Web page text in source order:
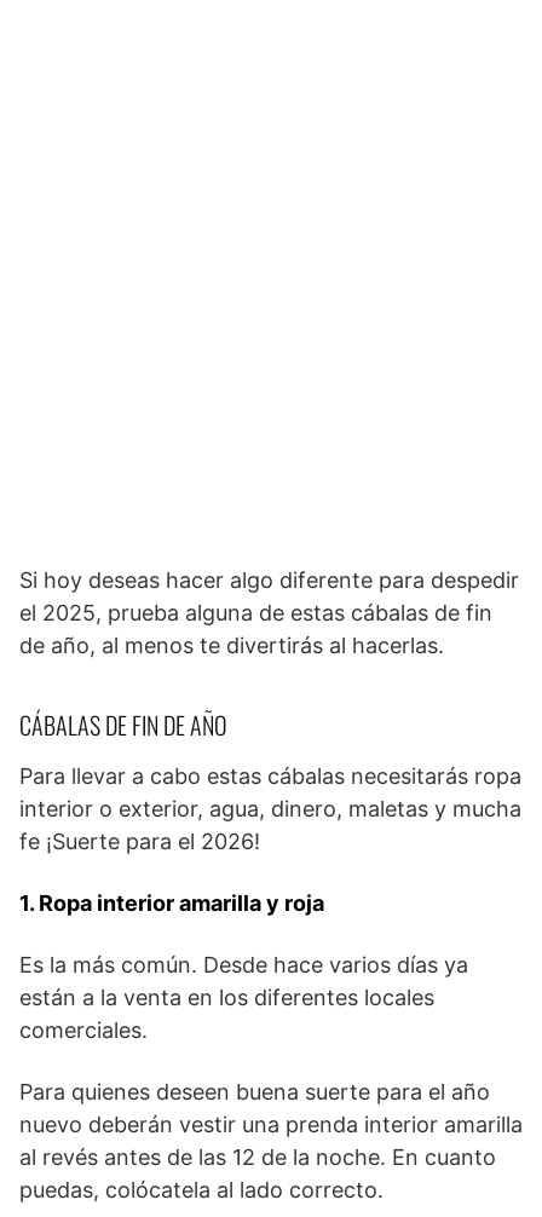
Si hoy deseas hacer algo diferente para despedir
el 2025, prueba alguna de estas cábalas de fin
de año, al menos te divertirás al hacerlas.
CÁBALAS DE FIN DE AÑO
Para llevar a cabo estas cábalas necesitarás ropa
interior o exterior, agua, dinero, maletas y mucha
fe ¡Suerte para el 2026!
1. Ropa interior amarilla y roja
Es la más común. Desde hace varios días ya
están a la venta en los diferentes locales
comerciales.
Para quienes deseen buena suerte para el año
nuevo deberán vestir una prenda interior amarilla
al revés antes de las 12 de la noche. En cuanto
puedas, colócatela al lado correcto.